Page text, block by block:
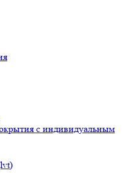
с индивидуальным